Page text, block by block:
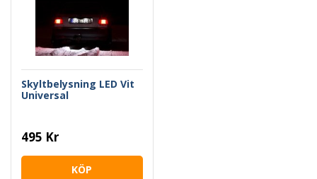
Skyltbelysning LED Vit
Universal
495 Kr
KÖP